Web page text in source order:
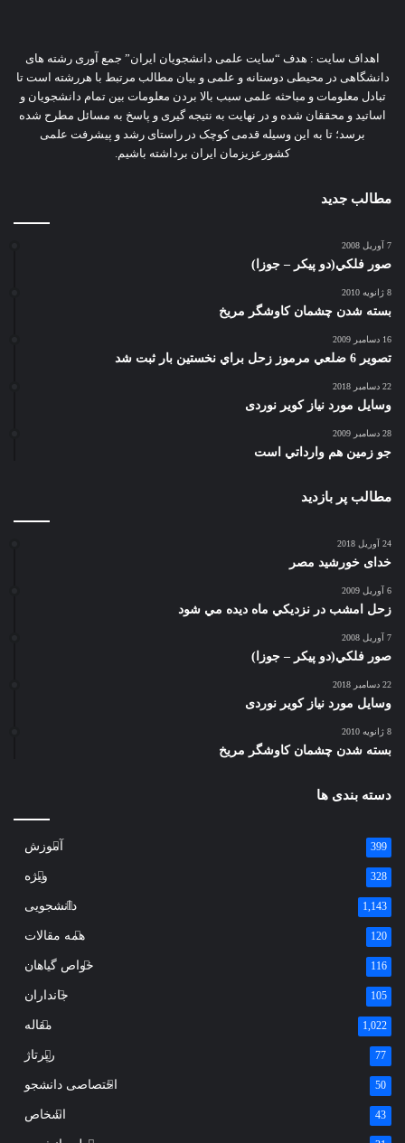
اهداف سایت : هدف “سایت علمی دانشجویان ایران” جمع آوری رشته های
دانشگاهی در محیطی دوستانه و علمی و بیان مطالب مرتبط با هررشته است تا
تبادل معلومات و مباحثه علمی سبب بالا بردن معلومات بین تمام دانشجویان و
اساتید و محققان شده و در نهایت به نتیجه گیری و پاسخ به مسائل مطرح شده
برسد؛ تا به این وسیله قدمی کوچک در راستای رشد و پیشرفت علمی
کشورعزیزمان ایران برداشته باشیم.
مطالب جدید
7 آوریل 2008
صور فلكي(دو پیکر – جوزا)
8 ژانویه 2010
بسته شدن چشمان کاوشگر مريخ
16 دسامبر 2009
تصوير 6 ضلعي مرموز زحل براي نخستين بار ثبت شد
22 دسامبر 2018
وسایل مورد نیاز کویر نوردی
28 دسامبر 2009
جو زمين هم وارداتي است
مطالب پر بازدید
24 آوریل 2018
خدای خورشید مصر
6 آوریل 2009
زحل امشب در نزديكي ماه ديده مي شود
7 آوریل 2008
صور فلكي(دو پیکر – جوزا)
22 دسامبر 2018
وسایل مورد نیاز کویر نوردی
8 ژانویه 2010
بسته شدن چشمان کاوشگر مريخ
دسته بندی ها
آموزش 399
ویژه 328
دانشجویی 1,143
همه مقالات 120
خواص گیاهان 116
جانداران 105
مقاله 1,022
رپرتاژ 77
اختصاصی دانشجو 50
اشخاص 43